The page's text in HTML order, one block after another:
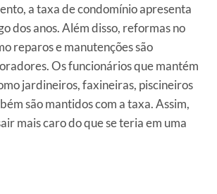
a taxa de condomínio apresenta
dos anos. Além disso, reformas no
reparos e manutenções são
Os funcionários que mantém
jardineiros, faxineiras, piscineiros
são mantidos com a taxa. Assim,
mais caro do que se teria em uma